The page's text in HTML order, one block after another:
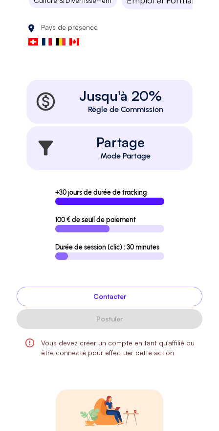
Pays de présence
Jusqu'à 20%
Règle de Commission
Partage
Mode Partage
+30 jours de durée de tracking
100 € de seuil de paiement
Durée de session (clic) : 30 minutes
Contacter
Postuler
Vous devez créer un compte en tant qu'affilié ou
être connecté pour effectuer cette action